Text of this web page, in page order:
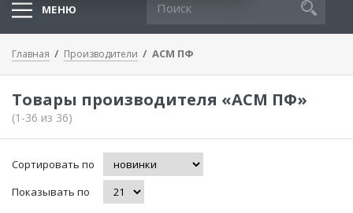
МЕНЮ
Главная Производители АСМ ПФ
Товары производителя «АСМ ПФ»
(1-36 из 36)
Сортировать по
Показывать по